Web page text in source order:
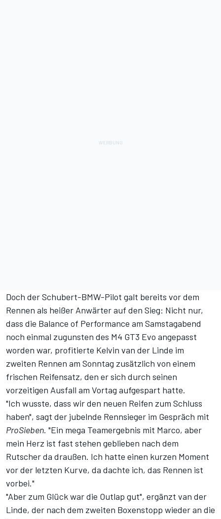
Doch der Schubert-BMW-Pilot galt bereits vor dem
Rennen als heißer Anwärter auf den Sieg: Nicht nur,
dass die Balance of Performance am Samstagabend
noch einmal zugunsten des M4 GT3 Evo angepasst
worden war, profitierte Kelvin van der Linde im
zweiten Rennen am Sonntag zusätzlich von einem
frischen Reifensatz, den er sich durch seinen
vorzeitigen Ausfall am Vortag aufgespart hatte.
"Ich wusste, dass wir den neuen Reifen zum Schluss
haben", sagt der jubelnde Rennsieger im Gespräch mit
ProSieben. "Ein mega Teamergebnis mit Marco, aber
mein Herz ist fast stehen geblieben nach dem
Rutscher da draußen. Ich hatte einen kurzen Moment
vor der letzten Kurve, da dachte ich, das Rennen ist
vorbei."
"Aber zum Glück war die Outlap gut", ergänzt van der
Linde, der nach dem zweiten Boxenstopp wieder an die